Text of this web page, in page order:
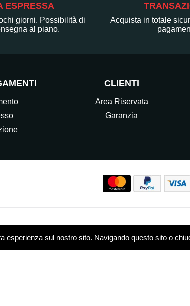
esperienza sul nostro sito. Navigando questo sito o
ESPRESSA
giorni. Possibilità di
al piano.
Acquista in totale
CLIENTI
Area Riservata
Garanzia